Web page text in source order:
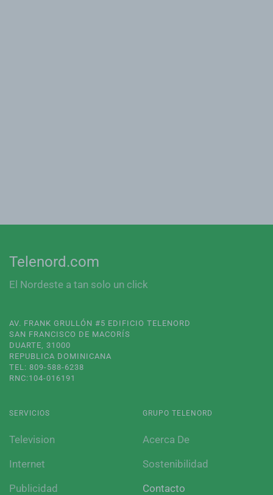
Telenord.com
El Nordeste a tan solo un click
AV. FRANK GRULLÓN #5 EDIFICIO TELENORD
SAN FRANCISCO DE MACORÍS
DUARTE, 31000
REPUBLICA DOMINICANA
TEL: 809-588-6238
RNC:104-016191
SERVICIOS
Television
Internet
Publicidad
GRUPO TELENORD
Acerca De
Sostenibilidad
Contacto